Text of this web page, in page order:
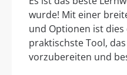
wurde! Mit einer
und Optionen ist
praktischste Tool,
vorzubereiten und